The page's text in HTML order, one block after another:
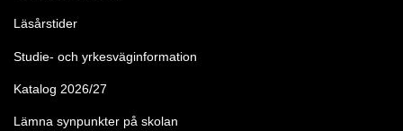
Läsårstider
Studie- och yrkesväginformation
Katalog 2026/27
Lämna synpunkter på skolan